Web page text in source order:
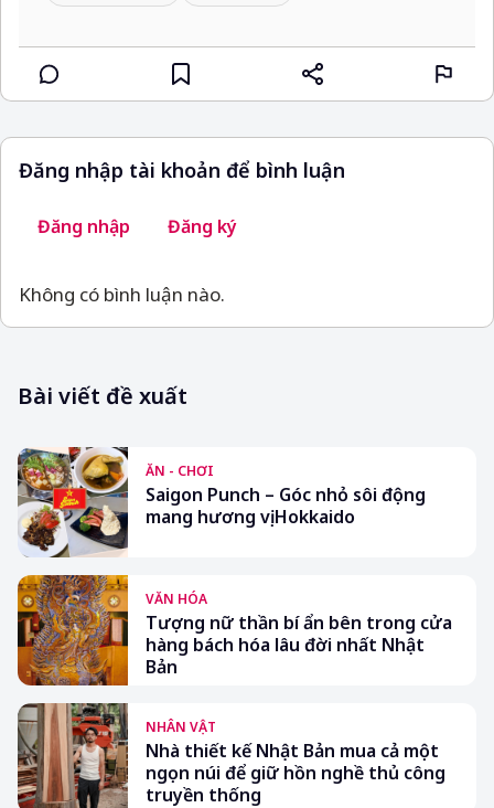
Đăng nhập tài khoản để bình luận
Đăng nhập Đăng ký
Không có bình luận nào.
Bài viết đề xuất
ĂN - CHƠI
Saigon Punch – Góc nhỏ sôi động
mang hương vị Hokkaido
VĂN HÓA
Tượng nữ thần bí ẩn bên trong cửa
hàng bách hóa lâu đời nhất Nhật
Bản
NHÂN VẬT
Nhà thiết kế Nhật Bản mua cả một
ngọn núi để giữ hồn nghề thủ công
truyền thống